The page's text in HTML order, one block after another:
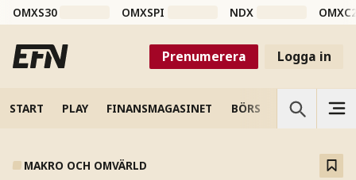
OMXS30 OMXSPI NDX
Prenumerera Logga in
START PLAY FINANSMAGASINET BÖRS VETENSKAP
MAKRO OCH OMVÄRLD